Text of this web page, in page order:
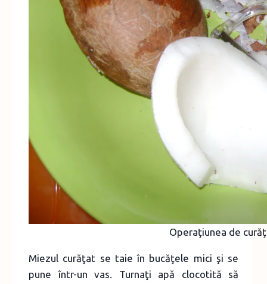
Operaţiunea de
Miezul curăţat se taie în bucăţele mici şi se
pune într-un vas. Turnaţi apă clocotită să